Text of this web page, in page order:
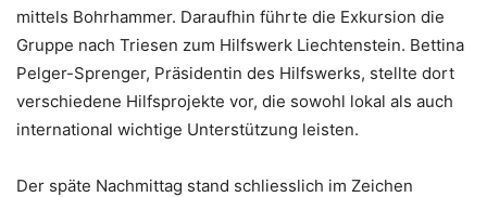
mittels Bohrhammer. Daraufhin führte die Exkursion die
Gruppe nach Triesen zum Hilfswerk Liechtenstein. Bettina
Pelger-Sprenger, Präsidentin des Hilfswerks, stellte dort
verschiedene Hilfsprojekte vor, die sowohl lokal als auch
international wichtige Unterstützung leisten.
Der späte Nachmittag stand schliesslich im Zeichen